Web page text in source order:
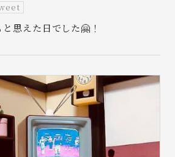
思えた日でした🤗！